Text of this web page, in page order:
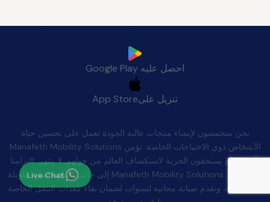
احصل عليه Google Play
تنزيل علىApp Store
نحن متحمسون لإنشاء منتجات عالية الجودة تعمل على تحسين حياة
الأشخاص ذوي الاحتياجات الخاصة. تؤمن Manafeth Mobility Solutions
بأن الجميع يستحقون الحرية لاستكشاف العالم من حولهم. لا ينتهي التزامنا
بالبيع. تقف Manafeth Mobility Solutions إلى جانب عملائنا لفترة طويلة
بعد الشراء، وتقدم صيانة مجانية لسنوات لضمان بقاء معدات التنقل الخاصة
Live Chat